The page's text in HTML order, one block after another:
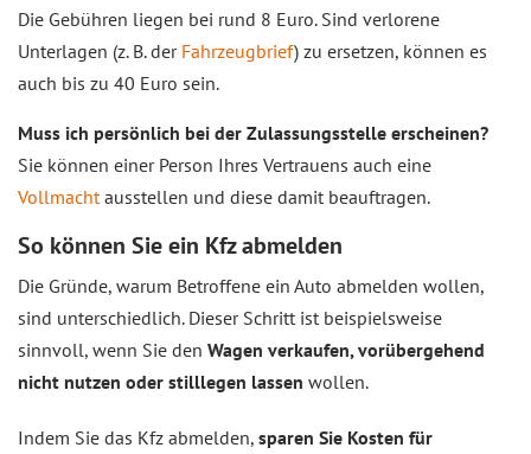
Die Gebühren liegen bei rund 8 Euro. Sind verlorene
Unterlagen (z. B. der Fahrzeugbrief) zu ersetzen, können es
auch bis zu 40 Euro sein.
Muss ich persönlich bei der Zulassungsstelle erscheinen?
Sie können einer Person Ihres Vertrauens auch eine
Vollmachtausstellen und diese damit beauftragen.
So können Sie ein Kfz abmelden
Die Gründe, warum Betroffene ein Auto abmelden wollen,
sind unterschiedlich. Dieser Schritt ist beispielsweise
sinnvoll, wenn Sie den Wagen verkaufen, vorübergehend
nicht nutzen oder stilllegen lassen wollen.
Indem Sie das Kfz abmelden, sparen Sie Kosten für